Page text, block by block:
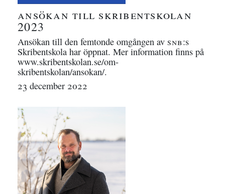
ansökan till skribentskolan
2023
Ansökan till den femtonde omgången av snb:s
Skribentskola har öppnat. Mer information finns på
www.skribentskolan.se/om-
skribentskolan/ansokan/.
23 december 2022